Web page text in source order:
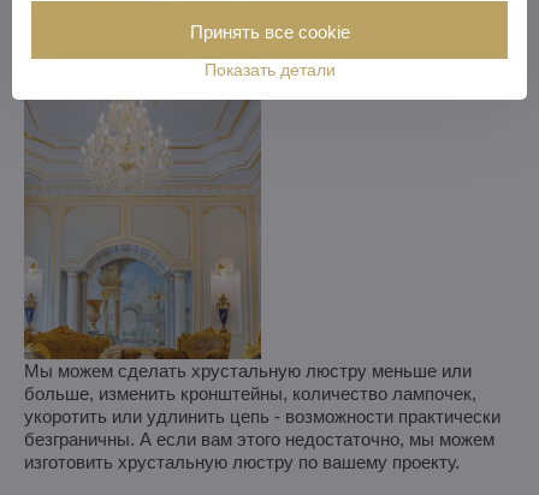
Мы можем сделать хрустальную люстру меньше или
больше, изменить кронштейны, количество лампочек,
укоротить или удлинить цепь - возможности практически
безграничны. А если вам этого недостаточно, мы можем
изготовить хрустальную люстру по вашему проекту.
Показать детали
Принять все cookie